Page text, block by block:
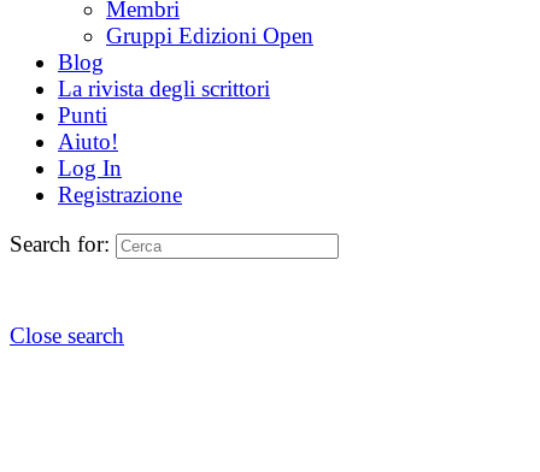
Membri
Gruppi Edizioni Open
Blog
La rivista degli scrittori
Punti
Aiuto!
Log In
Registrazione
Search for:
Close search